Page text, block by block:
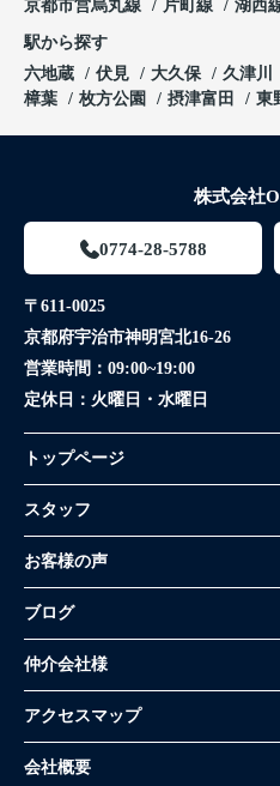
京都市営烏丸線
片町線 湖西
駅から探す
六地蔵
伏見 大久保 久津川
樟葉
枚方公園 摂津富田 東
株式会社
0774-28-5788
〒611-0025
京都府宇治市神明宮北16-26
営業時間： 09:00~19:00
定休日： 火曜日・水曜日
トップページ
スタッフ
お客様の声
ブログ
仲介会社様
アクセスマップ
会社概要